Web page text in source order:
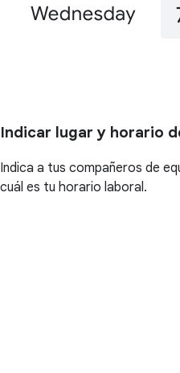
Indicar lugar y horario
Indica a tus compañeros de
cuál es tu horario laboral.